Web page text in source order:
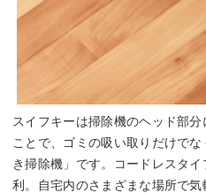
スイフキーは掃除機のヘッド部
ことで、ゴミの吸い取りだけで
き掃除機」です。コードレスタ
利。自宅内のさまざまな場所で